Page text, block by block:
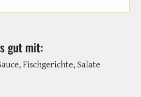
gut mit:
Fischgerichte, Salate